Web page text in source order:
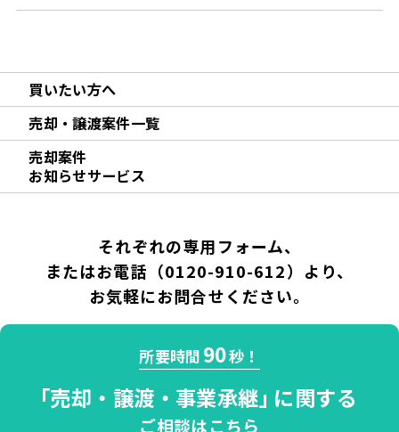
買いたい方へ
売却・譲渡案件一覧
売却案件
お知らせサービス
それぞれの専用フォーム、
またはお電話（0120-910-612）より、
お気軽にお問合せください。
所要時間 90秒！
「売却・譲渡・ 事業承継」に関する
ご相談はこちら